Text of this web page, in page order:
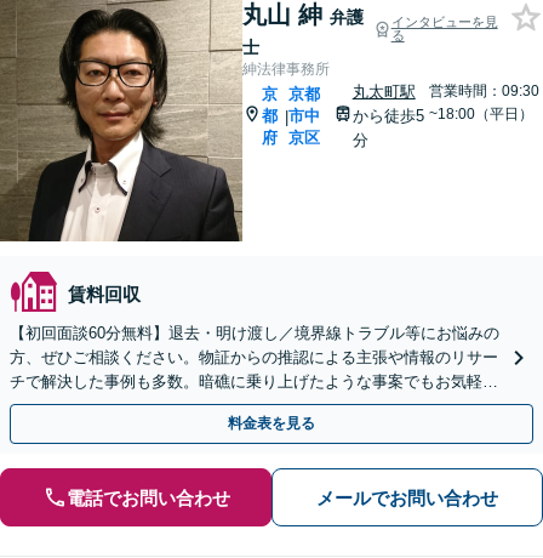
丸山 紳 弁護
士
インタビューを見
る
紳法律事務所
京
都
府
|
京都
市中
京区
丸太町駅
から徒歩5
分
営業時間：09:30
~18:00（平日）
賃料回収
【初回面談60分無料】退去・明け渡し／境界線トラブル等にお悩みの
方、ぜひご相談ください。物証からの推認による主張や情報のリサー
チで解決した事例も多数。暗礁に乗り上げたような事案でもお気軽に
ご相談を【丸太町駅5分】【完全個室】【子連れＯＫ】
料金表を見る
電話でお問い合わせ メールでお問い合わせ